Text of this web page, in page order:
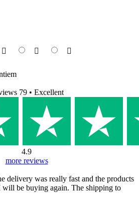
79 • Excellent
4.9
more reviews
delivery was really fast and the products
will be buying again. The shipping to